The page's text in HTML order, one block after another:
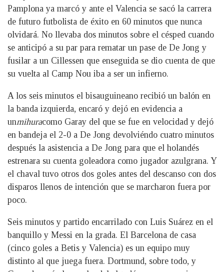
Pamplona ya marcó y ante el Valencia se sacó la carrera
de futuro futbolista de éxito en 60 minutos que nunca
olvidará. No llevaba dos minutos sobre el césped cuando
se anticipó a su par para rematar un pase de De Jong y
fusilar a un Cillessen que enseguida se dio cuenta de que
su vuelta al Camp Nou iba a ser un infierno.
A los seis minutos el bisauguineano recibió un balón en
la banda izquierda, encaró y dejó en evidencia a
unmihuracomo Garay del que se fue en velocidad y dejó
en bandeja el 2-0 a De Jong devolviéndo cuatro minutos
después la asistencia a De Jong para que el holandés
estrenara su cuenta goleadora como jugador azulgrana. Y
el chaval tuvo otros dos goles antes del descanso con dos
disparos llenos de intención que se marcharon fuera por
poco.
Seis minutos y partido encarrilado con Luis Suárez en el
banquillo y Messi en la grada. El Barcelona de casa
(cinco goles a Betis y Valencia) es un equipo muy
distinto al que juega fuera. Dortmund, sobre todo, y